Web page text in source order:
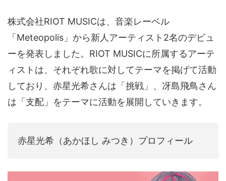
グルメ ゲーム コスプレ スポーツ
ソーシャルVR デジモノ バーチャルYouTuber
パノラマ ボカロ メタバース レポート
仮想通貨/NFT 季節 映画 東京 東雲めぐ
海外 演劇・舞台 特集企画 生成AI
株式会社RIOT MUSICは、音楽レーベル
「Meteopolis」から新人アーティスト2名のデビュ
ーを発表しました。RIOT MUSICに所属するアーテ
ィストは、それぞれ歌に対してテーマを掲げて活動
しており、赤星光希さんは「挑戦」、冴島飛鳥さん
は「支配」をテーマに活動を展開していきます。
赤星光希（あかほし みつき）プロフィール